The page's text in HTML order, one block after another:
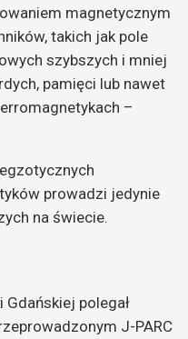
magnetycznym
takich jak pole
szybszych i mniej
pamięci lub nawet
–
prowadzi jedynie
na świecie.
Gdańskiej polegał
J-PARC